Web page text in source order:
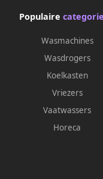
Populaire
Wasmachines
Wasdrogers
Koelkasten
Vriezers
Vaatwassers
Horeca